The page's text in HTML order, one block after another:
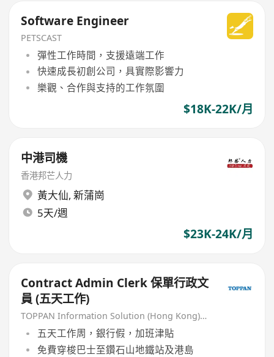
Software Engineer
PETSCAST
彈性工作時間，支援遠端工作
快速成長初創公司，具實際影響力
樂觀、合作與支持的工作氛圍
$18K-22K/月
中港司機
香港邦芒人力
黃大仙, 新蒲崗
5天/週
$23K-24K/月
Contract Admin Clerk 保單行政文
員 (五天工作)
TOPPAN Information Solution (Hong Kong) Limited
五天工作周，銀行假，加班津貼
免費穿梭巴士至鑽石山地鐵站及港島